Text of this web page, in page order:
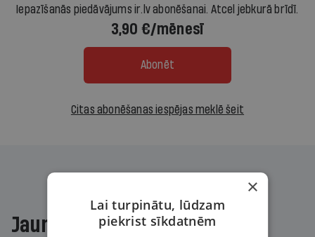
Iepazīšanās piedāvājums ir.lv abonēšanai. Atcel jebkurā brīdī.
3,90 €/mēnesī
Abonēt
Citas abonēšanas iespējas meklē šeit
Jaunākajā žurnālā
×
Lai turpinātu, lūdzam
piekrist sīkdatnēm